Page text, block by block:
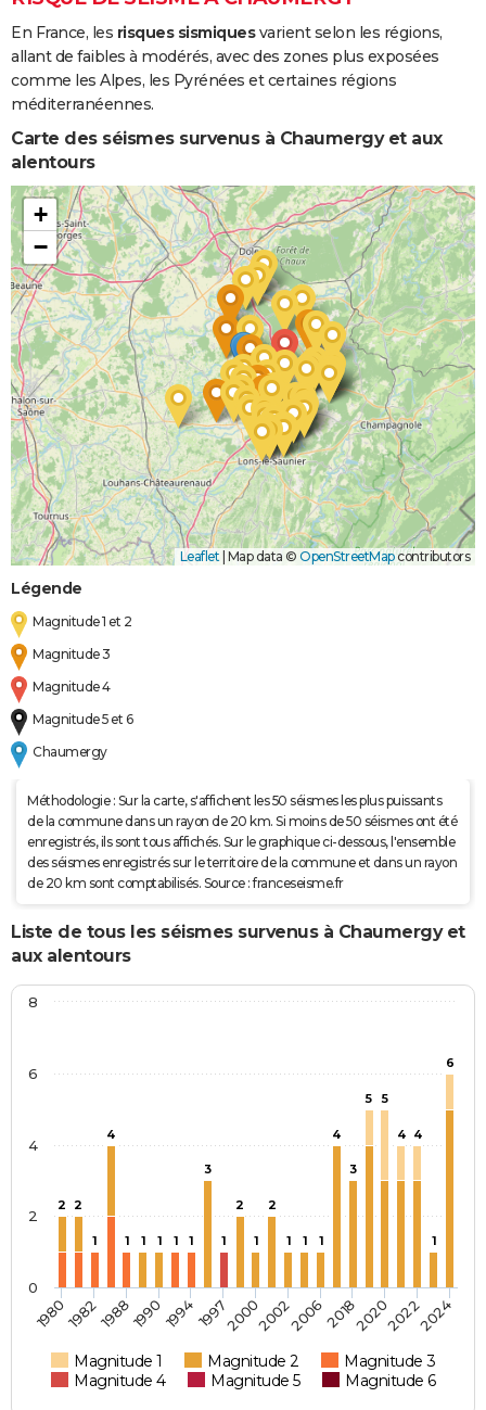
En France, les risques sismiquesvarient selon les régions,
allant de faibles à modérés, avec des zones plus exposées
comme les Alpes, les Pyrénées et certaines régions
méditerranéennes.
Carte des séismes survenus à Chaumergy et aux
alentours
+
−
Leaflet | Map data © OpenStreetMapcontributors
Légende
Magnitude 1 et 2
Magnitude 3
Magnitude 4
Magnitude 5 et 6
Chaumergy
Méthodologie : Sur la carte, s'affichent les 50 séismes les plus puissants
de la commune dans un rayon de 20 km. Si moins de 50 séismes ont été
enregistrés, ils sont tous affichés. Sur le graphique ci-dessous, l'ensemble
des séismes enregistrés sur le territoire de la commune et dans un rayon
de 20 km sont comptabilisés. Source : franceseisme.fr
Liste de tous les séismes survenus à Chaumergy et
aux alentours
2 2
1
4
1 1 1 1 1
3
1
2
1
2
1 1 1
4
3
5 5
4 4
1
6
Magnitude 1 Magnitude 2
Magnitude 3
Magnitude 4
Magnitude 5 Magnitude 6
1980198219881990199419972000200220062018202020222024
0
2
4
6
8